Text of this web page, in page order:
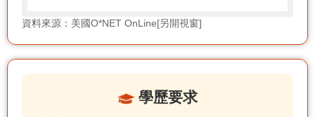
資料來源：美國O*NET OnLine[另開視窗]
學歷要求